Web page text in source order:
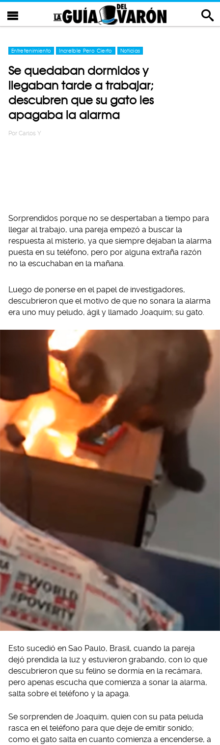
Entretenimiento Increíble Pero Cierto Noticias
Se quedaban dormidos y
llegaban tarde a trabajar;
descubren que su gato les
apagaba la alarma
Por Carlos Y
Sorprendidos porque no se despertaban a tiempo para
llegar al trabajo, una pareja empezó a buscar la
respuesta al misterio, ya que siempre dejaban la alarma
puesta en su teléfono, pero por alguna extraña razón
no la escuchaban en la mañana.
Luego de ponerse en el papel de investigadores,
descubrieron que el motivo de que no sonara la alarma
era uno muy peludo, ágil y llamado Joaquim; su gato.
Esto sucedió en Sao Paulo, Brasil, cuando la pareja
dejó prendida la luz y estuvieron grabando, con lo que
descubrieron que su felino se dormía en la recámara,
pero apenas escucha que comienza a sonar la alarma,
salta sobre el teléfono y la apaga.
Se sorprenden de Joaquim, quien con su pata peluda
rasca en el teléfono para que deje de emitir sonido;
como el gato salta en cuanto comienza a encenderse, a